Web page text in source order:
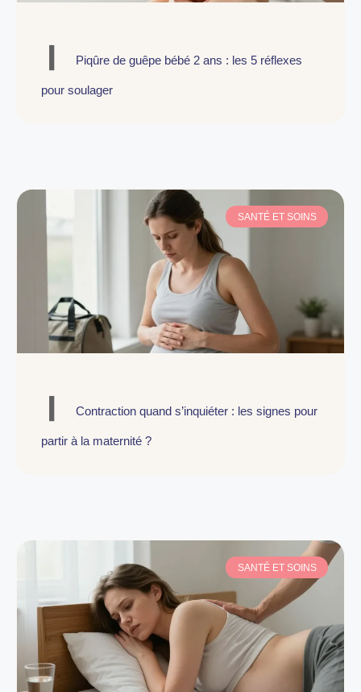
Piqûre de guêpe bébé 2 ans : les 5 réflexes
pour soulager
SANTÉ ET SOINS
Contraction quand s’inquiéter : les signes pour
partir à la maternité ?
SANTÉ ET SOINS